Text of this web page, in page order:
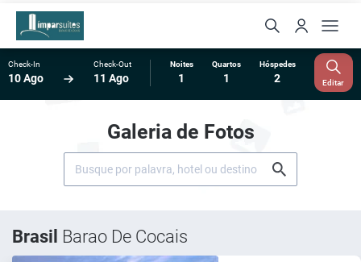
Check-In
10 Ago
Check-Out
11 Ago
Noites
1
Quartos
1
Hóspedes
2 Editar
Galeria de Fotos
Brasil Barao De Cocais